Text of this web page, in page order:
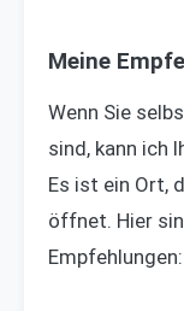
Meine
Wenn Sie
sind, kann ich
Es ist ein Ort,
öffnet. Hier
Empfehlungen: